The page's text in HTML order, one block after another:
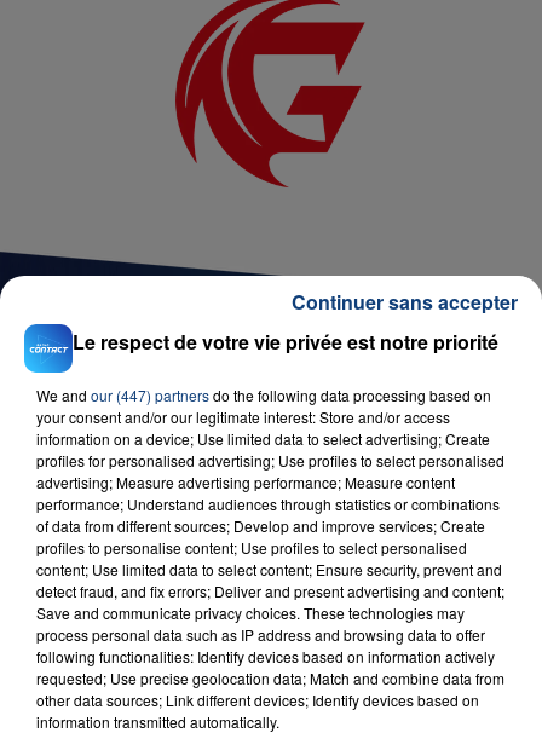
D'AUTRES JEUX
29 août 2025
LE MOT CASH !
Le respect de votre vie privée est notre priorité
We and our (447) partnersdo the following data processing based on
your consent and/or our legitimate interest: Store and/or access
information on a device; Use limited data to select advertising; Create
profiles for personalised advertising; Use profiles to select personalised
advertising; Measure advertising performance; Measure content
performance; Understand audiences through statistics or combinations
of data from different sources; Develop and improve services; Create
profiles to personalise content; Use profiles to select personalised
content; Use limited data to select content; Ensure security, prevent and
detect fraud, and fix errors; Deliver and present advertising and content;
Save and communicate privacy choices. These technologies may
process personal data such as IP address and browsing data to offer
following functionalities: Identify devices based on information actively
requested; Use precise geolocation data; Match and combine data from
other data sources; Link different devices; Identify devices based on
information transmitted automatically.
Continuer sans accepter